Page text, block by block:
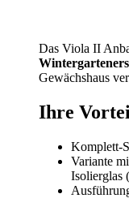
Das Viola II
Gewächshaus
Ihre
Komplett-
Variante
Isolierglas